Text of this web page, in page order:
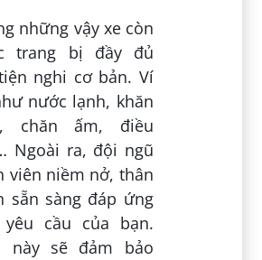
những vậy xe còn
trang bị đầy đủ
nghi cơ bản. Ví
nước lạnh, khăn
chăn ấm, điều
Ngoài ra, đội ngũ
viên niềm nở, thân
sẵn sàng đáp ứng
cầu của bạn.
này sẽ đảm bảo